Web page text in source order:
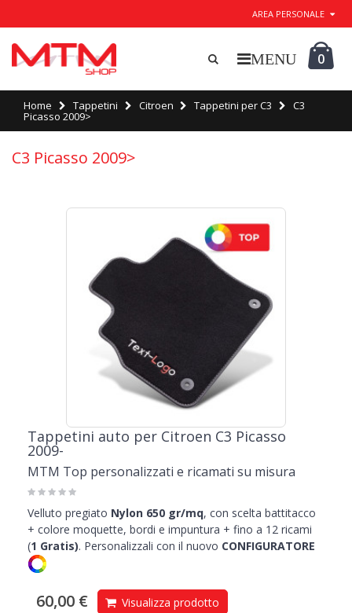
AREA PERSONALE
0
Home Tappetini Citroen Tappetini per C3 C3
Picasso 2009>
C3 Picasso 2009>
Tappetini auto per Citroen C3 Picasso
2009-
MTM Top personalizzati e ricamati su misura
Velluto pregiato Nylon 650 gr/mq, con scelta battitacco
+ colore moquette, bordi e impuntura + fino a 12 ricami
(1 Gratis). Personalizzali con il nuovo CONFIGURATORE
60,00 € Visualizza prodotto